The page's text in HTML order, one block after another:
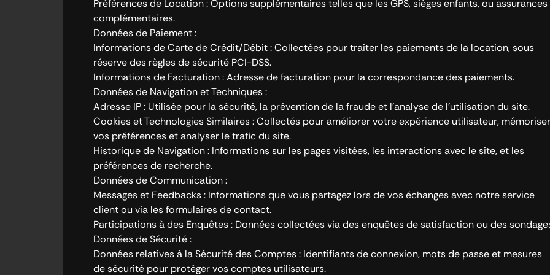
Préférences de Location : Options supplémentaires telles que les GPS, sièges enfants, ou assurances
complémentaires.
Données de Paiement :
Informations de Carte de Crédit/Débit : Collectées pour traiter les paiements de la location, sous
réserve des règles de sécurité PCI-DSS.
Informations de Facturation : Adresse de facturation pour la correspondance des paiements.
Données de Navigation et Techniques :
Adresse IP : Utilisée pour la sécurité, la prévention de la fraude et l’analyse de l’utilisation du site.
Cookies et Technologies Similaires : Collectés pour améliorer votre expérience utilisateur, mémoriser
vos préférences et analyser le trafic du site.
Historique de Navigation : Informations sur les pages visitées, les interactions avec le site, et les
préférences de recherche.
Données de Communication :
Messages et Feedbacks : Informations que vous partagez lors de vos échanges avec notre service
client ou via les formulaires de contact.
Participations à des Enquêtes : Données collectées via des enquêtes de satisfaction ou des
Données de Sécurité :
Données relatives à la Sécurité des Comptes : Identifiants de connexion, mots de passe et mesures
de sécurité pour protéger vos comptes utilisateurs.